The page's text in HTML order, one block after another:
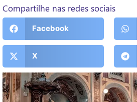
Compartilhe nas redes sociais
Facebook
X